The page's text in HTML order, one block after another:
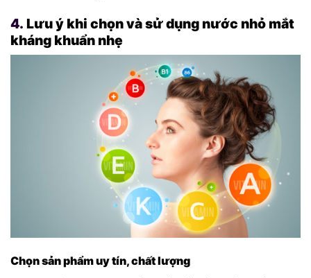
4. Lưu ý khi chọn và sử dụng nước nhỏ mắt
kháng khuẩn nhẹ
Chọn sản phẩm uy tín, chất lượng